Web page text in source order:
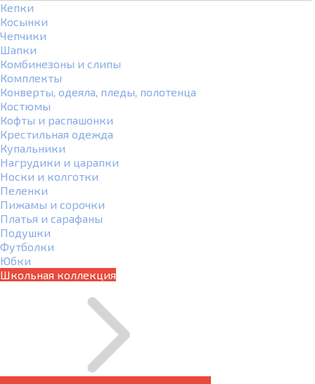
Кепки
Косынки
Чепчики
Шапки
Комбинезоны и слипы
Комплекты
Конверты, одеяла, пледы, полотенца
Костюмы
Кофты и распашонки
Крестильная одежда
Купальники
Нагрудики и царапки
Носки и колготки
Пеленки
Пижамы и сорочки
Платья и сарафаны
Подушки
Футболки
Юбки
Школьная коллекция